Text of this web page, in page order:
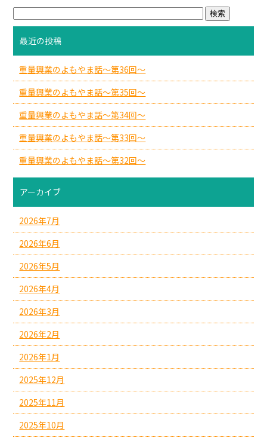
最近の投稿
重量興業のよもやま話～第36回～
重量興業のよもやま話～第35回～
重量興業のよもやま話～第34回～
重量興業のよもやま話～第33回～
重量興業のよもやま話～第32回～
アーカイブ
2026年7月
2026年6月
2026年5月
2026年4月
2026年3月
2026年2月
2026年1月
2025年12月
2025年11月
2025年10月